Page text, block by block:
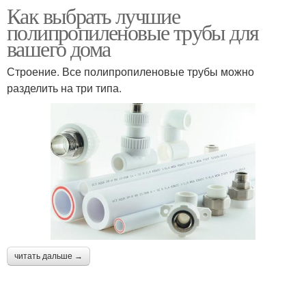
Как выбрать лучшие
полипропиленовые трубы для
вашего дома
Строение. Все полипропиленовые трубы можно
разделить на три типа.
читать дальше →